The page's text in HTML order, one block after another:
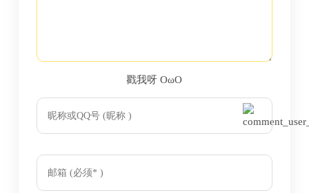
戳我呀 OωO
(=・ω・=)